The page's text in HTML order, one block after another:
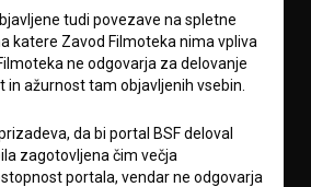
tudi povezave na spletne
katere Zavod Filmoteka nima vpliva
ne odgovarja za delovanje
in ažurnost tam objavljenih vsebin.
da bi portal BSF deloval
zagotovljena čim večja
portala, vendar ne odgovarja